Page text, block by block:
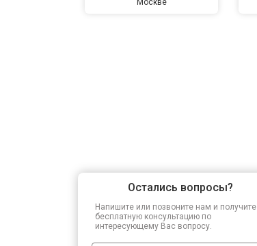
Остались вопросы?
Напишите или позвоните нам и получите
бесплатную консультацию по
интересующему Вас вопросу.